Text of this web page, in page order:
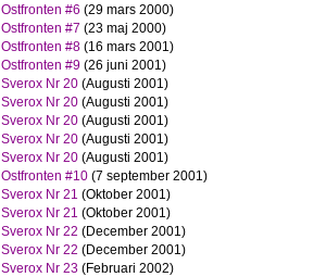
Ostfronten #6 (29 mars 2000)
Ostfronten #7 (23 maj 2000)
Ostfronten #8 (16 mars 2001)
Ostfronten #9 (26 juni 2001)
Sverox Nr 20 (Augusti 2001)
Sverox Nr 20 (Augusti 2001)
Sverox Nr 20 (Augusti 2001)
Sverox Nr 20 (Augusti 2001)
Sverox Nr 20 (Augusti 2001)
Ostfronten #10 (7 september 2001)
Sverox Nr 21 (Oktober 2001)
Sverox Nr 21 (Oktober 2001)
Sverox Nr 22 (December 2001)
Sverox Nr 22 (December 2001)
Sverox Nr 23 (Februari 2002)